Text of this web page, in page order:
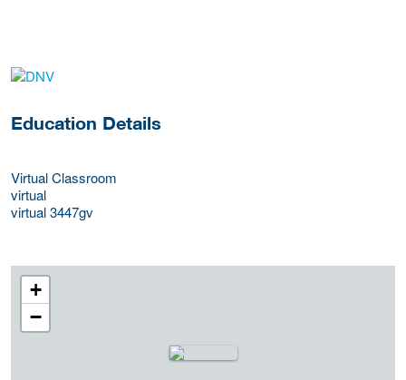
about this provider
Education Details
Virtual Classroom
virtual
virtual3447gv
+
−